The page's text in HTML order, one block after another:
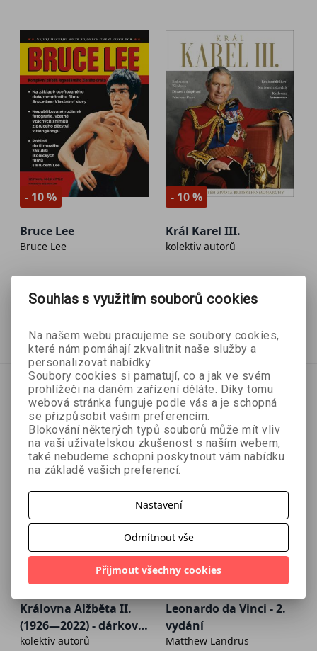
- 10 %
Bruce Lee
Bruce Lee
269 Kč 299 Kč
Přidat do košíku
- 10 %
Král Karel III.
kolektiv autorů
224 Kč 249 Kč
Přidat do košíku
Královna Alžběta II.
(1926—2022) - dárkové
vydání
kolektiv autorů
- 10 %
Leonardo da Vinci - 2.
vydání
Matthew Landrus
Souhlas s využitím souborů cookies
Na našem webu pracujeme se soubory cookies,
které nám pomáhají zkvalitnit naše služby a
personalizovat nabídky.
Soubory cookies si pamatují, co a jak ve svém
prohlížeči na daném zařízení děláte. Díky tomu
webová stránka funguje podle vás a je schopná
se přizpůsobit vašim preferencím.
Blokování některých typů souborů může mít vliv
na vaši uživatelskou zkušenost s naším webem,
také nebudeme schopni poskytnout vám nabídku
na základě vašich preferencí.
Nastavení
Odmítnout vše
Přijmout všechny cookies